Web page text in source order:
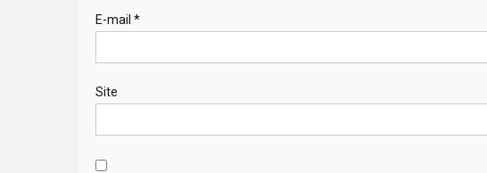
E-mail *
Site